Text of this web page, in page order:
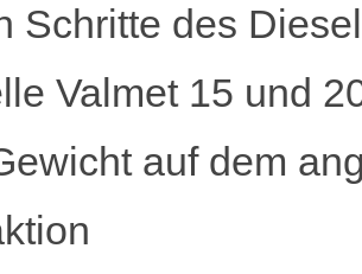
Schritte des
Valmet 15 und
auf dem